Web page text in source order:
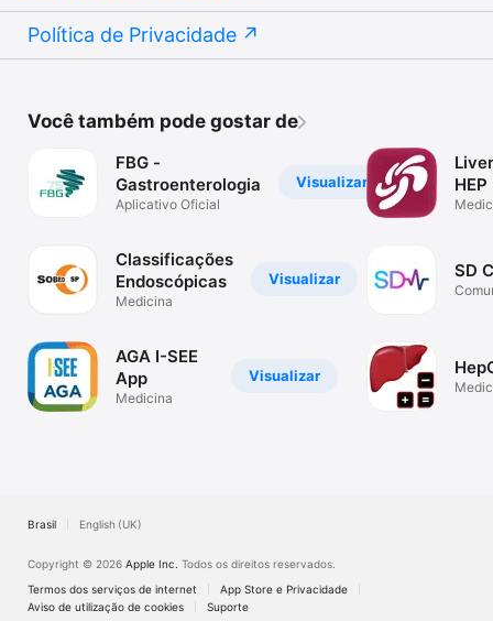
Política de Privacidade
Você também pode gostar de
Visualizar
FBG -
Gastroenterologia
Aplicativo Oficial
Visualizar
Classificações
Endoscópicas
Medicina
Visualizar
AGA I-SEE
App
Medicina
SD
Brasil English (UK)
Copyright © 2026 Apple Inc. Todos os direitos reservados.
Termos dos serviços de internet
App Store e Privacidade
Aviso de utilização de cookies
Suporte